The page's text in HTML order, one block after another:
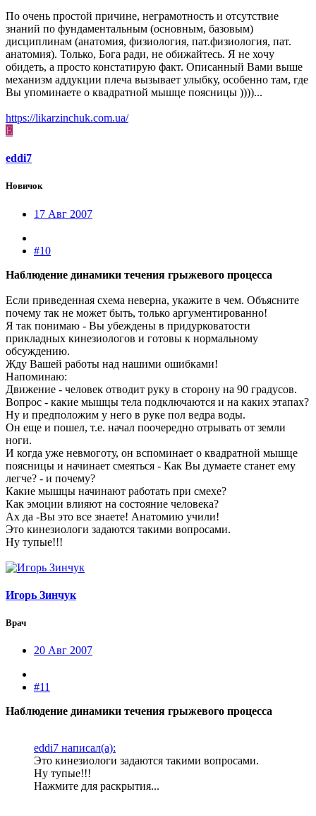
По очень простой причине, неграмотность и отсутствие
знаний по фундаментальным (основным, базовым)
дисциплинам (анатомия, физиология, пат.физиология, пат.
анатомия). Только, Бога ради, не обижайтесь. Я не хочу
обидеть, а просто констатирую факт. Описанный Вами выше
механизм аддукции плеча вызывает улыбку, особенно там, где
Вы упоминаете о квадратной мышце поясницы ))))...
https://likarzinchuk.com.ua/
E
eddi7
Новичок
17 Авг 2007
#10
Наблюдение динамики течения грыжевого процесса
Если приведенная схема неверна, укажите в чем. Объясните
почему так не может быть, только аргументированно!
Я так понимаю - Вы убеждены в придурковатости
прикладных кинезиологов и готовы к нормальному
обсуждению.
Жду Вашей работы над нашими ошибками!
Напоминаю:
Движение - человек отводит руку в сторону на 90 градусов.
Вопрос - какие мышцы тела подключаются и на каких этапах?
Ну и предположим у него в руке пол ведра воды.
Он еще и пошел, т.е. начал поочередно отрывать от земли
ноги.
И когда уже невмоготу, он вспоминает о квадратной мышце
поясницы и начинает смеяться - Как Вы думаете станет ему
легче? - и почему?
Какие мышцы начинают работать при смехе?
Как эмоции влияют на состояние человека?
Ах да -Вы это все знаете! Анатомию учили!
Это кинезиологи задаются такими вопросами.
Ну тупые!!!
Игорь Зинчук
Врач
20 Авг 2007
#11
Наблюдение динамики течения грыжевого процесса
eddi7 написал(а):
Это кинезиологи задаются такими вопросами.
Ну тупые!!!
Нажмите для раскрытия...